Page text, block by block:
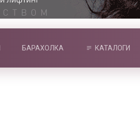
БАРАХОЛКА КАТАЛОГИ